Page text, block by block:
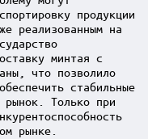
продукции
реализованным на
минтая с
что позволило
стабильные
рынок. Только при
рынке.